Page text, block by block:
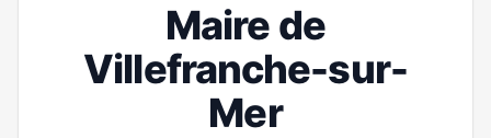
Maire de
Villefranche-sur-
Mer